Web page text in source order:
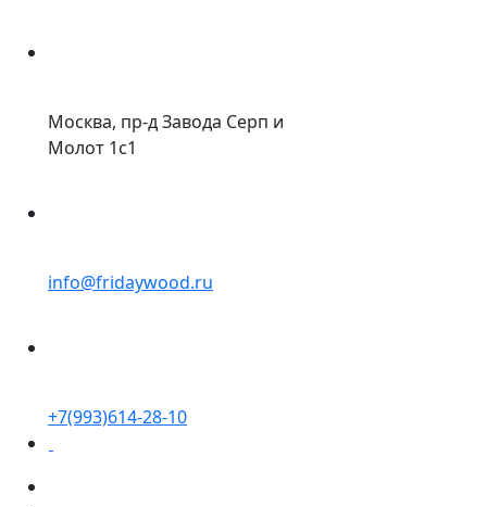
Москва, пр-д Завода Серп и
Молот 1с1
info@fridaywood.ru
+7(993)614-28-10